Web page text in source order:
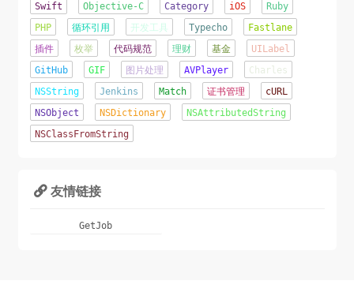
Swift Objective-C Category iOS
Ruby
PHP
循环引用 开发工具 Typecho
Fastlane
插件
枚举 代码规范 理财 基金
UILabel
GitHub
GIF 图片处理 AVPlayer
Charles
NSString
Jenkins Match 证书管理
cURL
NSObject
NSDictionary
NSAttributedString
NSClassFromString
 友情链接
GetJob